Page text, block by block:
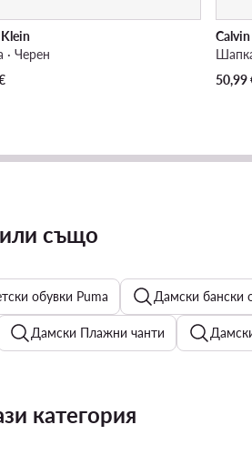
· Черен
50,99
също
обувки Puma Дамски бански
Дамски Плажни чанти
категория